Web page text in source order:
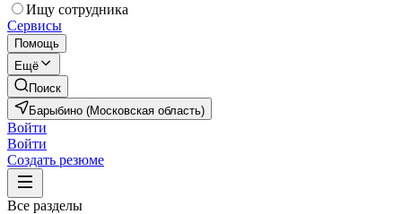
Ищу сотрудника
Сервисы
Помощь
Ещё
Поиск
Барыбино (Московская область)
Войти
Войти
Создать резюме
Все разделы